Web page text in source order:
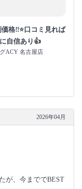
格‼️⭐口コミ見れば
自信あり👍
ACY 名古屋店
2026年04月
が、今まででBEST